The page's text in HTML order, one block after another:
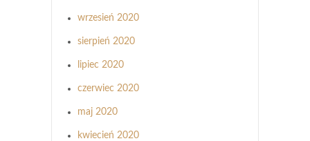
wrzesień 2020
sierpień 2020
lipiec 2020
czerwiec 2020
maj 2020
kwiecień 2020